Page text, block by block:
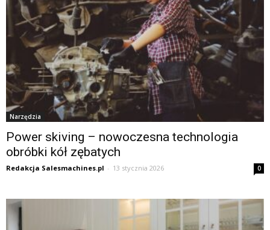
Narzędzia
Power skiving – nowoczesna technologia
obróbki kół zębatych
Redakcja Salesmachines.pl - 13 stycznia 2026 0